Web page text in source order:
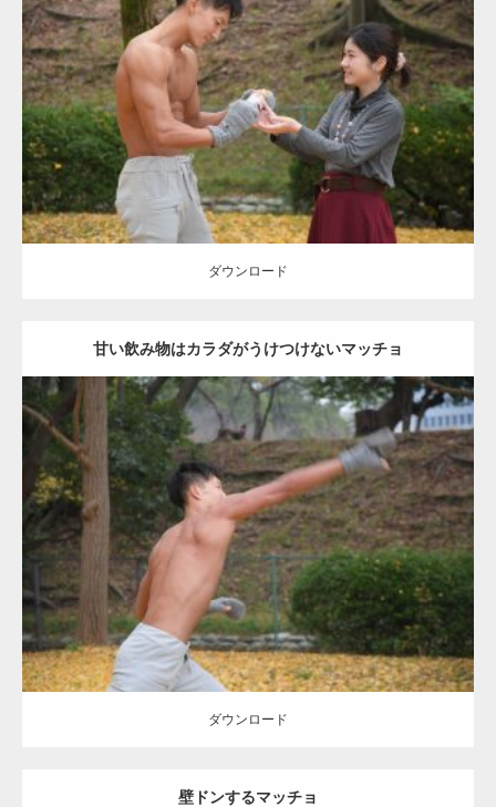
Update:2021.07.8
Category:公園のマッチョ その他 AKIHITO(細マッチョ) 上腕三頭筋
肩
ダウンロード
ダウンロード
甘い飲み物はカラダがうけつけないマッチョ
Update:2021.07.8
Category: 公園のマッチョ その他 AKIHITO(細マッチョ) 背中
ダウンロード
ダウンロード
壁ドンするマッチョ